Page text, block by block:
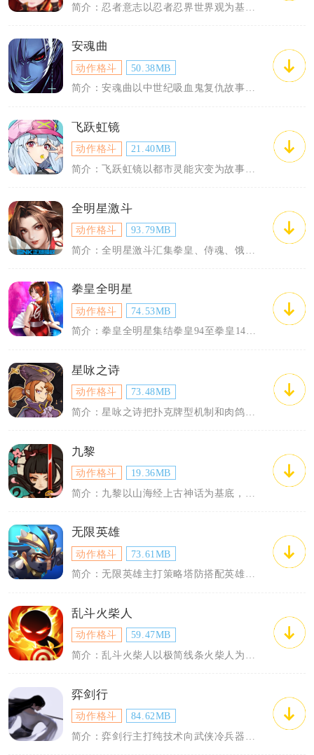
安魂曲
动作格斗
50.38MB
简介：安魂曲以中世纪吸血鬼复仇故事为主线，采用暗黑哥特横版动作框架，全程依靠手动搓...
飞跃虹镜
动作格斗
21.40MB
全明星激斗
动作格斗
93.79MB
拳皇全明星
动作格斗
74.53MB
简介：拳皇全明星集结拳皇94至拳皇14全部历代格斗家，采用3D横版动作闯关框架，把...
星咏之诗
动作格斗
73.48MB
九黎
动作格斗
19.36MB
无限英雄
动作格斗
73.61MB
简介：无限英雄主打策略塔防搭配英雄养成，移动端单指即可完成大部分操作。对局核心依靠...
乱斗火柴人
动作格斗
59.47MB
弈剑行
动作格斗
84.62MB